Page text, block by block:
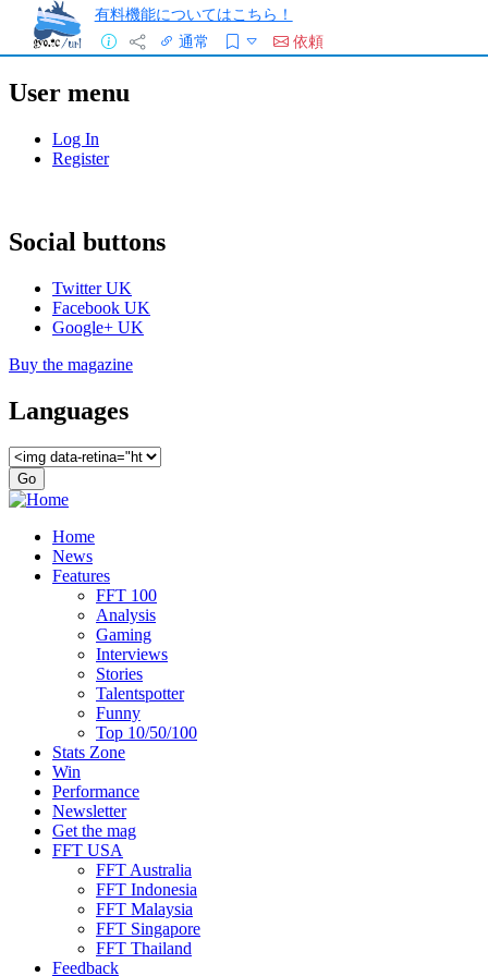
有料機能についてはこちら！
通常
依頼